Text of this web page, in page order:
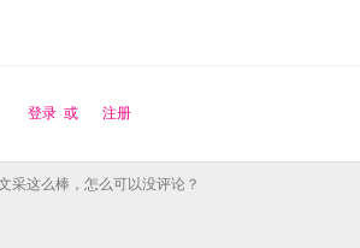
登录 或 注册